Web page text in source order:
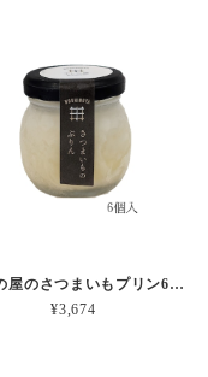
干しの屋のさつまいもプリン6個セット（冷凍配送）
¥3,674